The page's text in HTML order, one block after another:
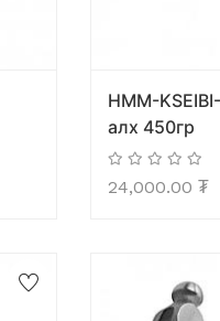
HMM-
алх 450гр
24,000.00 ₮